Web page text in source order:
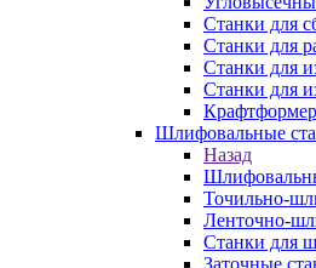
Станки для
Станки для
Станки для
Станки для
Шлифовальные
Назад
Точильно-
Ленточно-
Станки для
Заточные